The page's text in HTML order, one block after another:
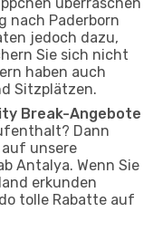
nach Paderborn
jedoch dazu,
Sie sich nicht
haben auch
Sitzplätzen.
Break-Angebote
Dann
unsere
Antalya. Wenn Sie
erkunden
tolle Rabatte auf